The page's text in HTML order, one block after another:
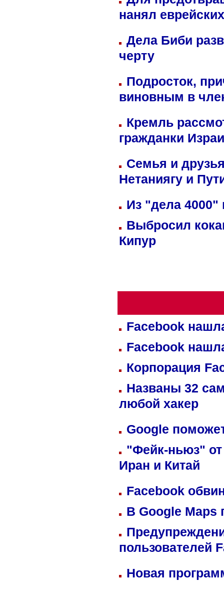
нанял
Дела Биби
черту
Подросток,
виновным в
Кремль
гражданки
Семья и
Нетаниягу и
Из "дела 4000"
Выбросил
Кипур
Facebook
Facebook
Корпорация
Названы 32
любой хакер
Google
"Фейк-ньюз" от
Иран и Китай
Facebook
В Google Maps
пользователей
Новая